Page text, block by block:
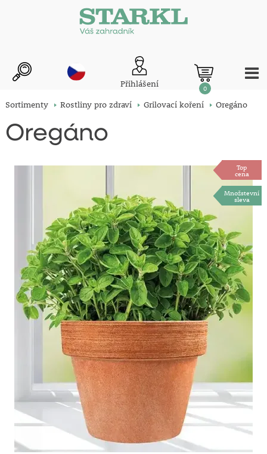
Přihlášení 0
Sortimenty Rostliny pro zdraví Grilovací koření Oregáno
Oregáno
Top
cena
Množstevní
sleva